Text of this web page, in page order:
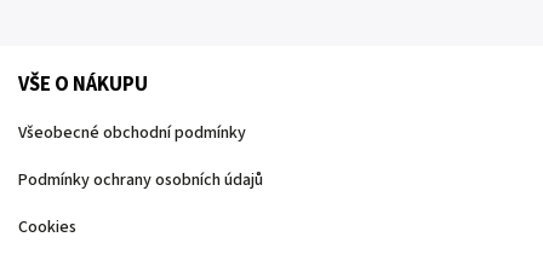
VŠE O NÁKUPU
Všeobecné obchodní podmínky
Podmínky ochrany osobních údajů
Cookies